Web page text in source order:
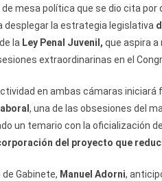
mesa política que se dio cita
desplegar la estrategia legislativa
la Ley Penal Juvenil, que aspira a
extraordinarinas en el
en ambas cámaras
, una de las obsesiones del
un temario con la oficialización
del proyecto que
Gabinete, Manuel Adorni,